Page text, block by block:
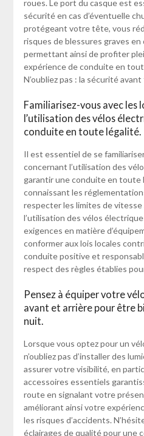
roues. Le port du casque est
sécurité en cas d’éventuelle
protégeant votre tête, vous
risques de blessures graves en
permettant ainsi de profiter
expérience de conduite en
N’oubliez pas : la sécurité
Familiarisez-vous avec les
l’utilisation des vélos
conduite en toute légalité.
Il est essentiel de se
concernant l’utilisation des
garantir une conduite en toute
connaissant les
respecter les limites de vitesse
l’utilisation des vélos
exigences en matière
conformer aux lois locales
conduite positive et
respect des règles établies
Pensez à équiper votre
avant et arrière pour être
nuit.
Lorsque vous optez pour un
n’oubliez pas d’installer des
assurer votre visibilité, en
accessoires essentiels
route en signalant votre
améliorant ainsi votre
les risques d’accidents.
éclairages de qualité pour une